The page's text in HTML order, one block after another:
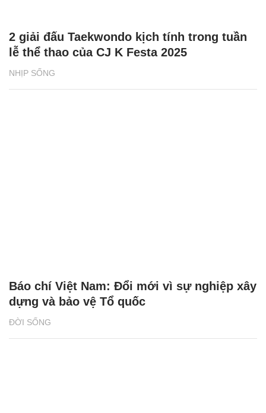
NHỊP SỐNG
2 giải đấu Taekwondo kịch tính trong tuần
lễ thể thao của CJ K Festa 2025
ĐỜI SỐNG
Báo chí Việt Nam: Đổi mới vì sự nghiệp xây
dựng và bảo vệ Tổ quốc